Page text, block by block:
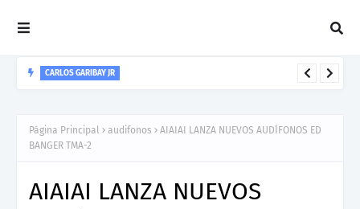
CARLOS GARIBAY JR
Página Principal audifonos
AIAIAI LANZA NUEVOS AUDÍFONOS ED
BANGER TMA-2
AIAIAI LANZA NUEVOS